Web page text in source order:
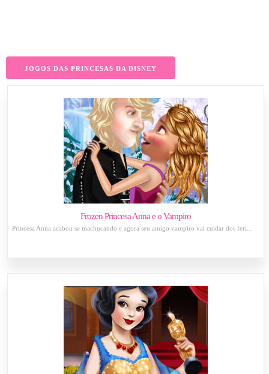
JOGOS DAS PRINCESAS DA DISNEY
Frozen Princesa Anna e o Vampiro
Princesa Anna acabou se machucando e agora seu amigo vampiro vai cuidar dos feri...